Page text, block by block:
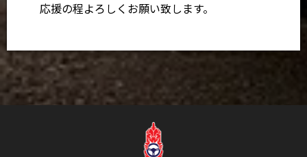
応援の程よろしくお願い致します。